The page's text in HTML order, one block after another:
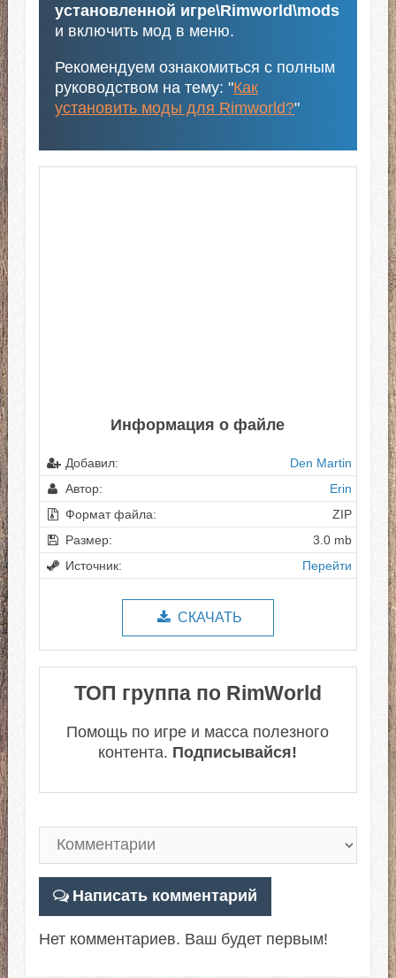
установленной игре\Rimworld\mods
и включить мод в меню.
Рекомендуем ознакомиться с полным
руководством на тему: "Как
установить моды для Rimworld?"
Информация о файле
Добавил:
Den Martin
Автор:
Erin
Формат файла:
ZIP
Размер:
3.0 mb
Источник:
Перейти
СКАЧАТЬ
ТОП группа по RimWorld
Помощь по игре и масса полезного
контента. Подписывайся!
Написать комментарий
Нет комментариев. Ваш будет первым!